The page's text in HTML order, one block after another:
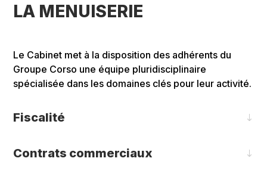
LA MENUISERIE
Le Cabinet met à la disposition des adhérents du
Groupe Corso une équipe pluridisciplinaire
spécialisée dans les domaines clés pour leur activité.
Fiscalité
Contrats commerciaux